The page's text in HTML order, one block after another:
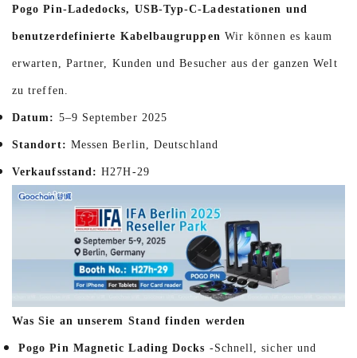
Pogo Pin-Ladedocks, USB-Typ-C-Ladestationen und
benutzerdefinierte Kabelbaugruppen Wir können es kaum
erwarten, Partner, Kunden und Besucher aus der ganzen Welt
zu treffen.
Datum: 5–9 September 2025
Standort: Messen Berlin, Deutschland
Verkaufsstand: H27H-29
Was Sie an unserem Stand finden werden
Pogo Pin Magnetic Lading Docks -Schnell, sicher und